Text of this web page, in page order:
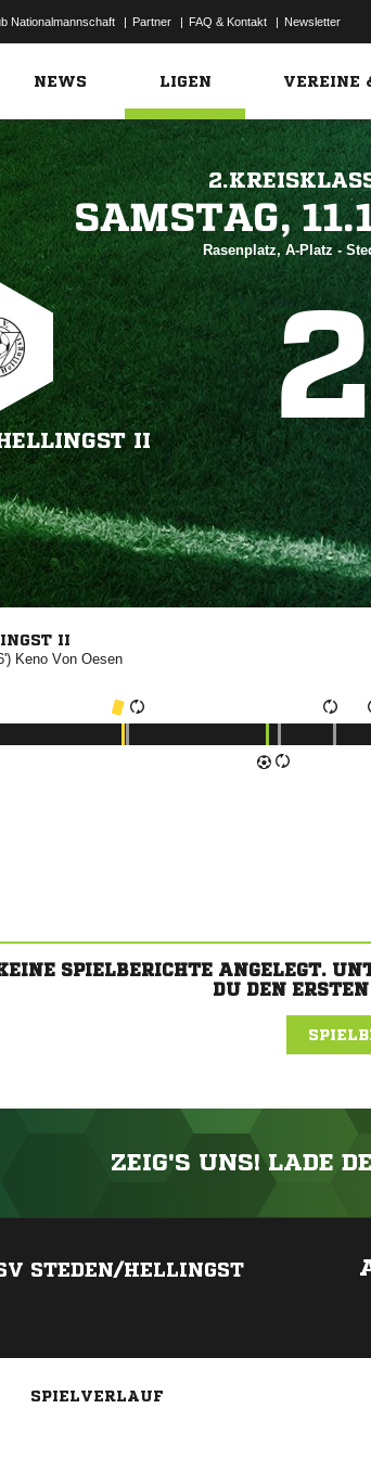
Nationalmannschaft | Partner | FAQ & Kontakt | Newsletter
NEWS LIGEN VEREINE

Rasenplatz, A-Platz -
II
II
 
SPIELBERICHTE ANGELEGT.
DU DEN
ZEIG'S UNS! LADE
STEDEN/HELLINGST
SPIELVERLAUF